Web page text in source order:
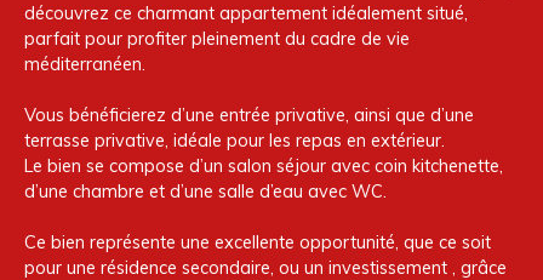
découvrez ce charmant appartement idéalement situé,
parfait pour profiter pleinement du cadre de vie
méditerranéen.
Vous bénéficierez d’une entrée privative, ainsi que d’une
terrasse privative, idéale pour les repas en extérieur.
Le bien se compose d’un salon séjour avec coin kitchenette,
d’une chambre et d’une salle d’eau avec WC.
Ce bien représente une excellente opportunité, que ce soit
pour une résidence secondaire, ou un investissement , grâce